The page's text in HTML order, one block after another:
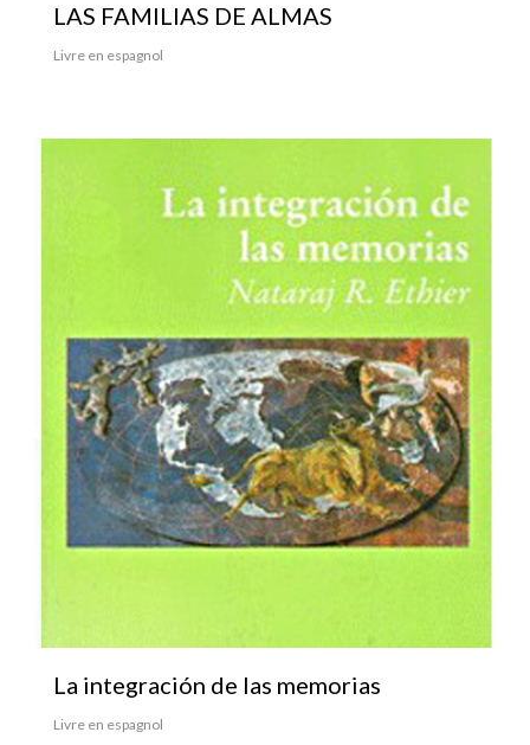
LAS FAMILIAS DE ALMAS
Livre en espagnol
La integración de las memorias
Livre en espagnol